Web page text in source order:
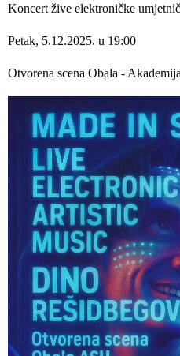
Koncert žive elektroničke
Petak, 5.12.2025. u 19:00
Otvorena scena Obala -